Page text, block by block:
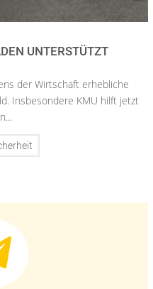
UNTERSTÜTZT
der Wirtschaft erhebliche
Insbesondere KMU hilft jetzt